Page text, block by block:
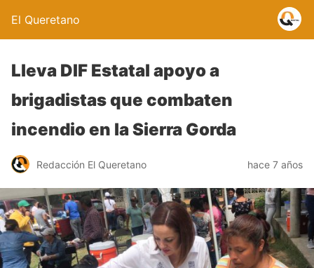
El Queretano
Lleva DIF Estatal apoyo a
brigadistas que combaten
incendio en la Sierra Gorda
Redacción El Queretano hace 7 años